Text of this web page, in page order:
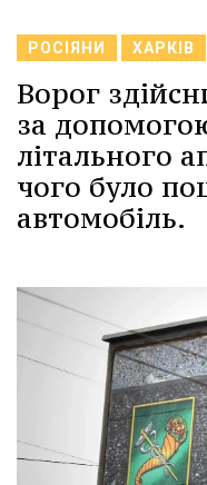
РОСІЯНИ ХАРКІВ
Ворог
за
літального
чого було
автомобіль.